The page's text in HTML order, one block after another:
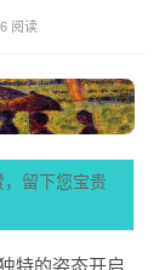
阅读
留下您宝贵
特的姿态开启